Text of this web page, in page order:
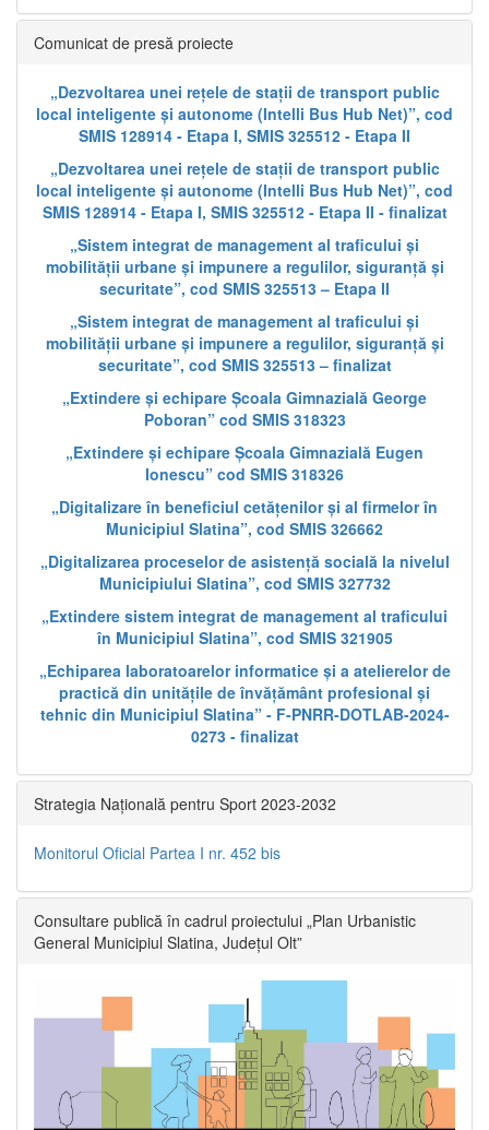
Comunicat de presă proiecte
„Dezvoltarea unei rețele de stații de transport public
local inteligente și autonome (Intelli Bus Hub Net)”, cod
SMIS 128914 - Etapa I, SMIS 325512 - Etapa II
„Dezvoltarea unei rețele de stații de transport public
local inteligente și autonome (Intelli Bus Hub Net)”, cod
SMIS 128914 - Etapa I, SMIS 325512 - Etapa II - finalizat
„Sistem integrat de management al traficului și
mobilității urbane și impunere a regulilor, siguranță și
securitate”, cod SMIS 325513 – Etapa II
„Sistem integrat de management al traficului și
mobilității urbane și impunere a regulilor, siguranță și
securitate”, cod SMIS 325513 – finalizat
„Extindere și echipare Școala Gimnazială George
Poboran” cod SMIS 318323
„Extindere și echipare Școala Gimnazială Eugen
Ionescu” cod SMIS 318326
„Digitalizare în beneficiul cetățenilor și al firmelor în
Municipiul Slatina”, cod SMIS 326662
„Digitalizarea proceselor de asistență socială la nivelul
Municipiului Slatina”, cod SMIS 327732
„Extindere sistem integrat de management al traficului
în Municipiul Slatina”, cod SMIS 321905
„Echiparea laboratoarelor informatice și a atelierelor de
practică din unitățile de învățământ profesional și
tehnic din Municipiul Slatina” - F-PNRR-DOTLAB-2024-
0273 - finalizat
Strategia Națională pentru Sport 2023-2032
Monitorul Oficial Partea I nr. 452 bis
Consultare publică în cadrul proiectului „Plan Urbanistic
General Municipiul Slatina, Județul Olt”